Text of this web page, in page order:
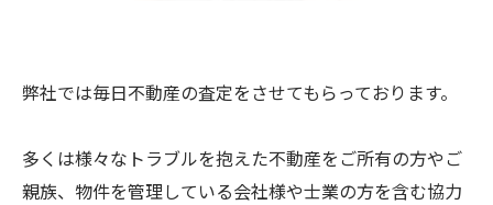
弊社では毎日不動産の査定をさせてもらっております。
多くは様々なトラブルを抱えた不動産をご所有の方やご
親族、物件を管理している会社様や士業の方を含む協力